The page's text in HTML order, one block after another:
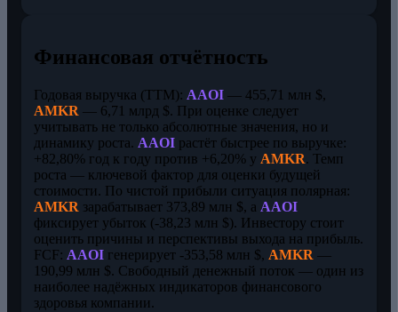
Финансовая отчётность
Годовая выручка (TTM): AAOI — 455,71 млн $,
AMKR — 6,71 млрд $. При оценке следует
учитывать не только абсолютные значения, но и
динамику роста. AAOI растёт быстрее по выручке:
+82,80% год к году против +6,20% у AMKR. Темп
роста — ключевой фактор для оценки будущей
стоимости. По чистой прибыли ситуация полярная:
AMKR зарабатывает 373,89 млн $, а AAOI
фиксирует убыток (-38,23 млн $). Инвестору стоит
оценить причины и перспективы выхода на прибыль.
FCF: AAOI генерирует -353,58 млн $, AMKR —
190,99 млн $. Свободный денежный поток — один из
наиболее надёжных индикаторов финансового
здоровья компании.